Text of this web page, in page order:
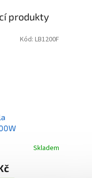
produkty
Skladem
Kód: LB1200F